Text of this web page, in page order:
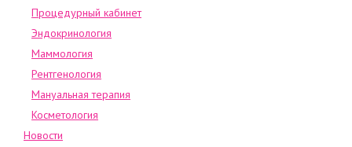
Процедурный кабинет
Эндокринология
Маммология
Рентгенология
Мануальная терапия
Косметология
Новости